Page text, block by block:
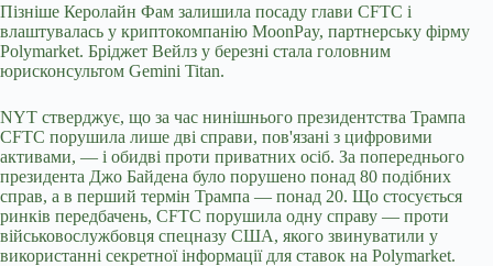
Пізніше Керолайн Фам залишила посаду глави CFTC і
влаштувалась у криптокомпанію MoonPay, партнерську фірму
Polymarket. Бріджет Вейлз у березні стала головним
юрисконсультом Gemini Titan.
NYT стверджує, що за час нинішнього президентства Трампа
CFTC порушила лише дві справи, пов'язані з цифровими
активами, — і обидві проти приватних осіб. За попереднього
президента Джо Байдена було порушено понад 80 подібних
справ, а в перший термін Трампа — понад 20. Що стосується
ринків передбачень, CFTC порушила одну справу — проти
військовослужбовця спецназу США, якого звинуватили у
використанні секретної інформації для ставок на Polymarket.